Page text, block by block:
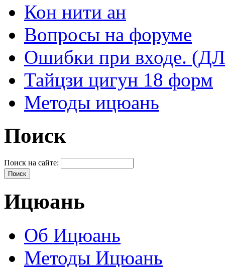
Кон нити ан
Вопросы на форуме
Ошибки при входе.
Тайцзи цигун 18 форм
Методы ицюань
Поиск
Поиск на сайте:
Ицюань
Об Ицюань
Методы Ицюань